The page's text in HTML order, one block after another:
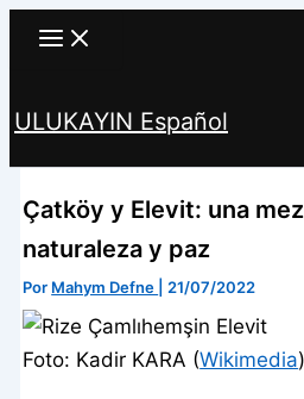
ULUKAYIN Español
Çatköy y Elevit: una
naturaleza y paz
Por Mahym Defne 21/07/2022
Foto: Kadir KARA (Wikimedia